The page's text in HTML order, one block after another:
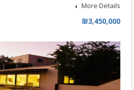
More Details
₪3,450,000